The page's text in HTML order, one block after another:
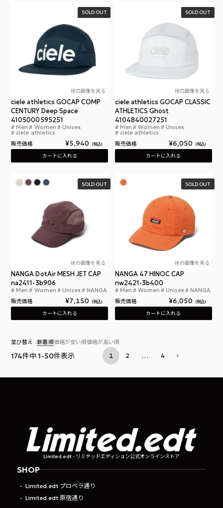
他の画像を見る
シエルアスレチックス ゴーキャップ センチュリー
ciele athletics GOCAP COMP
CENTURY Deep Space
4105000595251
Men Women Unisex
ciele athletics
販売価格 ¥5,940 税込
SOLD OUT
カートに入れる
他の画像を見る
ciele athletics GOCAP CLASSIC
ATHLETICS Ghost
4104840027251
Men Women Unisex
ciele athletics
販売価格 ¥6,050 税込
SOLD OUT
カートに入れる
他の画像を見る
ナンガ ドットエアー(R) メッシュ ジェット キャッ
NANGA DotAir MESH JET CAP
na2411-3b906
Men Women Unisex NANGA
販売価格 ¥7,150 税込
SOLD OUT
カートに入れる
他の画像を見る
NANGA 47 HINOC CAP
nw2421-3b400
Men Women Unisex NANGA
販売価格 ¥6,050 税込
SOLD OUT
カートに入れる
並び替え 新着順価格が安い順価格が高い順
174件中1-50件表示 1 2 … 4
Limited.edt - リミテッドエディション公式オンラインストア
SHOP
Limited.edt プロペラ通り
Limited.edt 原宿通り